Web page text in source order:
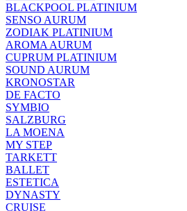
BLACKPOOL PLATINIUM
SENSO AURUM
ZODIAK PLATINIUM
AROMA AURUM
CUPRUM PLATINIUM
SOUND AURUM
KRONOSTAR
DE FACTO
SYMBIO
SALZBURG
LA MOENA
MY STEP
TARKETT
BALLET
ESTETICA
DYNASTY
CRUISE